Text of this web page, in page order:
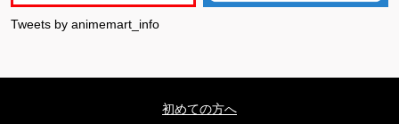
Tweets by animemart_info
初めての方へ